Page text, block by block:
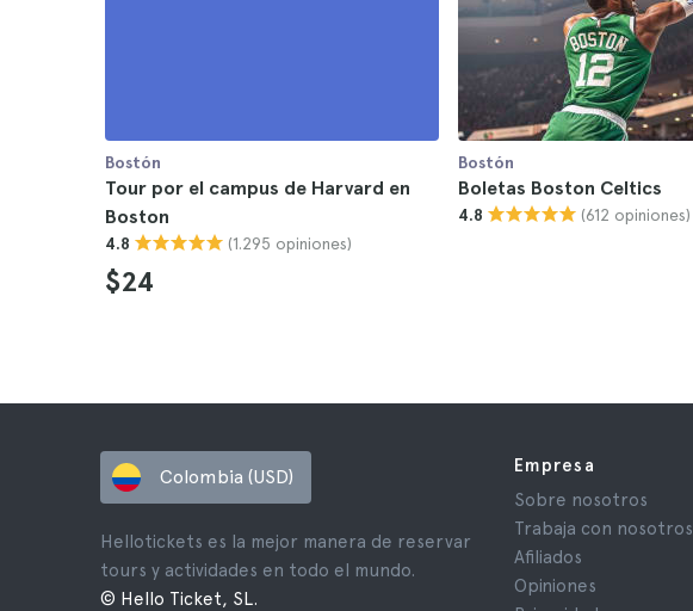
Bostón
Tour por el campus de Harvard en
Boston
4.8 (1.295 opiniones)
$24
Bostón
Boletas Boston Celtics
4.8 (612 opiniones)
Colombia (USD)
Hellotickets es la mejor manera de reservar
tours y actividades en todo el mundo.
© Hello Ticket, SL.
Empresa
Sobre nosotros
Trabaja con nosotros
Afiliados
Opiniones